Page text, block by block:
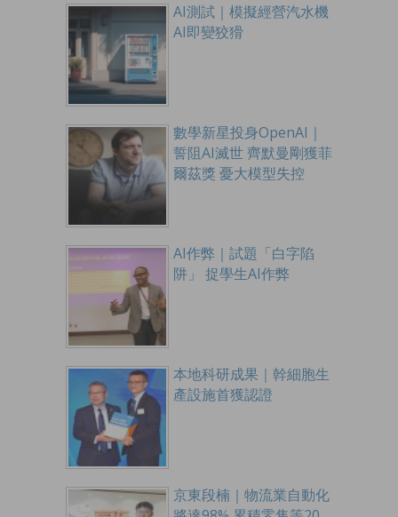
AI測試｜模擬經營汽水機
AI即變狡猾
數學新星投身OpenAI｜
誓阻AI滅世 齊默曼剛獲菲
爾茲獎 憂大模型失控
AI作弊｜試題「白字陷
阱」 捉學生AI作弊
本地科研成果｜幹細胞生
產設施首獲認證
京東段楠｜物流業自動化